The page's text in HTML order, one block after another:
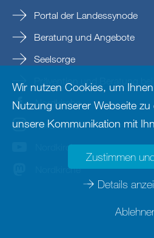
Portal der Landessynode
Beratung und Angebote
Seelsorge
Prävention und Beratung bei
Nordkirche
nordkirche
Nordkirche
Nordkirche
Wir nutzen Cookies, um
Nutzung unserer Webseite
unsere Kommunikation mit
Zustimmen
Details